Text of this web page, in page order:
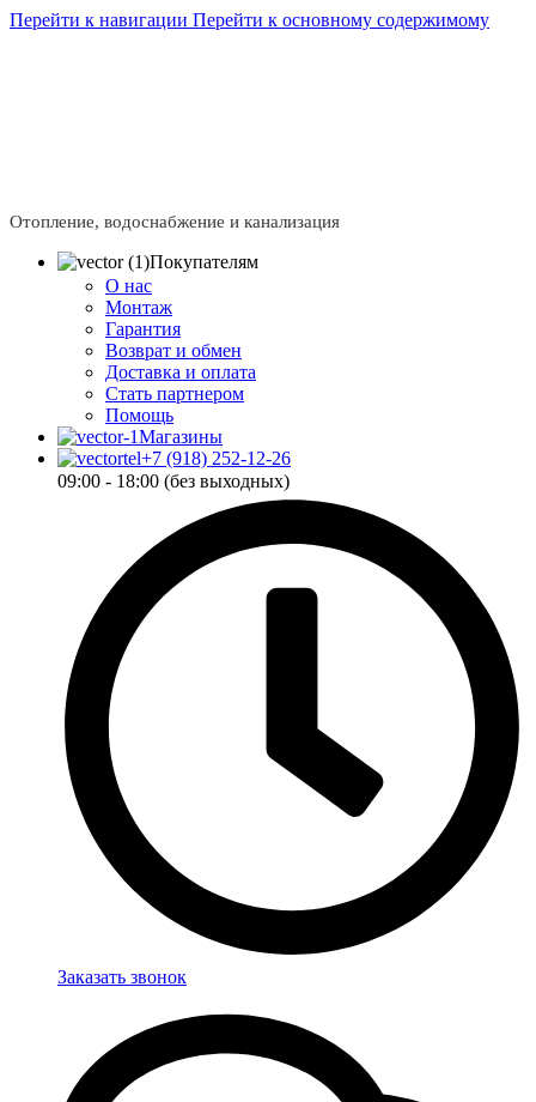
Перейти к навигации Перейти к основному содержимому
Отопление, водоснабжение и канализация
Покупателям
О нас
Монтаж
Гарантия
Возврат и обмен
Доставка и оплата
Стать партнером
Помощь
Магазины
+7 (918) 252-12-26
09:00 - 18:00 (без выходных)
Заказать звонок